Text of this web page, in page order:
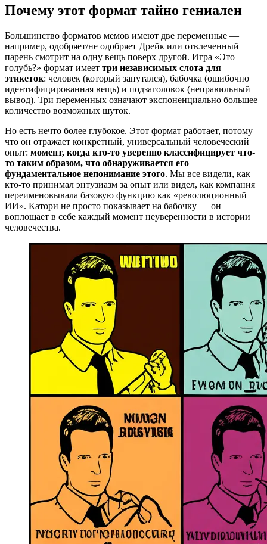
Почему этот формат тайно гениален
Большинство форматов мемов имеют две переменные —
например, одобряет/не одобряет Дрейк или отвлеченный
парень смотрит на одну вещь поверх другой. Игра «Это
голубь?» формат имеет три независимых слота для
этикеток: человек (который запутался), бабочка (ошибочно
идентифицированная вещь) и подзаголовок (неправильный
вывод). Три переменных означают экспоненциально большее
количество возможных шуток.
Но есть нечто более глубокое. Этот формат работает, потому
что он отражает конкретный, универсальный человеческий
опыт: момент, когда кто-то уверенно классифицирует что-
то таким образом, что обнаруживается его
фундаментальное непонимание этого. Мы все видели, как
кто-то принимал энтузиазм за опыт или видел, как компания
переименовывала базовую функцию как «революционный
ИИ». Катори не просто показывает на бабочку — он
воплощает в себе каждый момент неуверенности в истории
человечества.